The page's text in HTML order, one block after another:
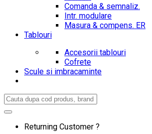
Comanda & semnaliz.
Intr. modulare
Masura & compens. ER
Tablouri
Accesorii tablouri
Cofrete
Scule si imbracaminte
Search
Returning Customer ?